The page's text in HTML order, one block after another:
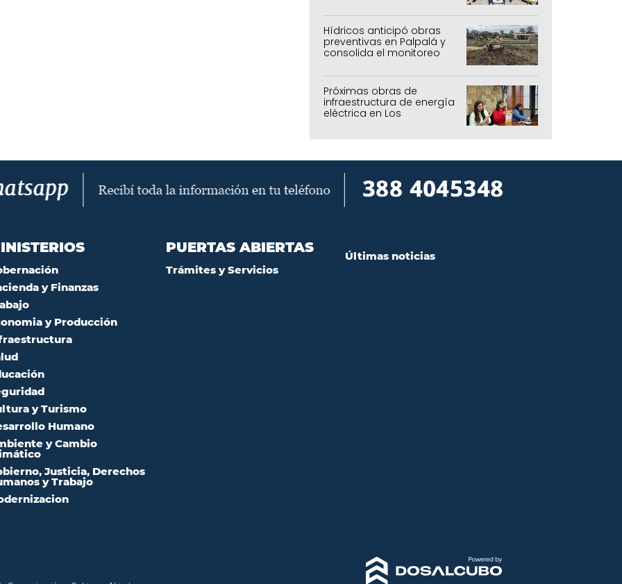
Hídricos anticipó obras
preventivas en Palpalá y
consolida el monitoreo
Próximas obras de
infraestructura de energía
eléctrica en Los
y Finanzas
y Producción
y Turismo
Humano
y Cambio
Justicia, Derechos
y Trabajo
PUERTAS ABIERTAS
Trámites y Servicios
Últimas noticias